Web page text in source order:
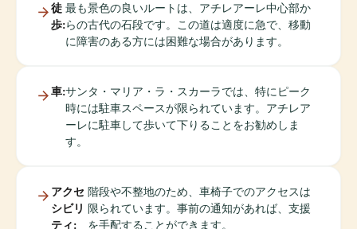
徒
歩:
最も景色の良いルートは、アチレアーレ中心部か
らの古代の石段です。この道は適度に急で、移動
に障害のある方には困難な場合があります。
車:サンタ・マリア・ラ・スカーラでは、特にピーク
時には駐車スペースが限られています。アチレア
ーレに駐車して歩いて下りることをお勧めしま
す。
アクセ
シビリ
ティ:
階段や不整地のため、車椅子でのアクセスは
限られています。事前の通知があれば、支援
を手配することができます。